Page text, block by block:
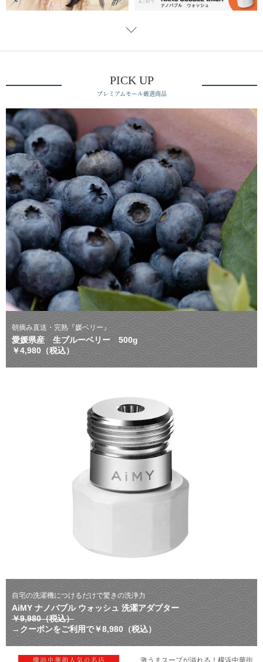
PICK UP
プレミアムモール厳選商品
朝摘み直送・完熟『媛ベリー』
愛媛県産 生ブルーベリー 500g
￥4,980（税込）
自宅の洗濯機につけるだけで驚きの洗浄力
AiMY ナノバブル ウォッシュ 洗濯アダプター
￥9,980（税込）
→クーポンをご利用で￥8,980（税込）
激うまスープが溢れる！横浜中華街